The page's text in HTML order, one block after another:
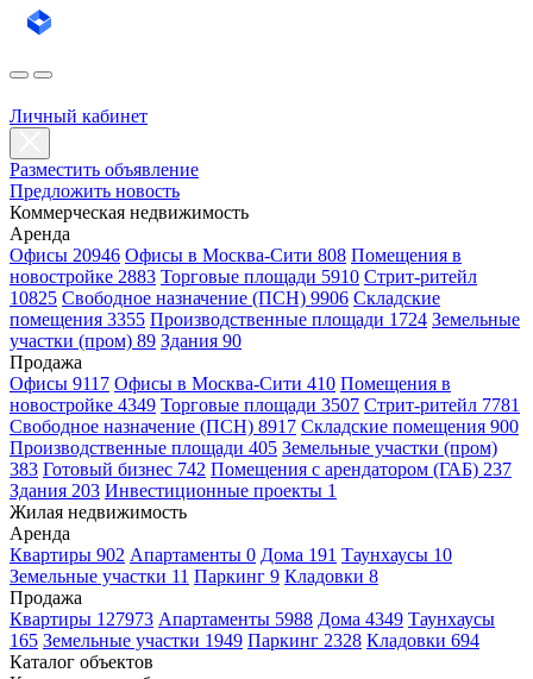
Личный кабинет
Разместить объявление
Предложить новость
Коммерческая недвижимость
Аренда
Офисы 20946 Офисы в Москва-Сити 808 Помещения в
новостройке 2883 Торговые площади 5910 Стрит-ритейл
10825 Свободное назначение (ПСН) 9906 Складские
помещения 3355 Производственные площади 1724 Земельные
участки (пром) 89 Здания 90
Продажа
Офисы 9117 Офисы в Москва-Сити 410 Помещения в
новостройке 4349 Торговые площади 3507 Стрит-ритейл 7781
Свободное назначение (ПСН) 8917 Складские помещения 900
Производственные площади 405 Земельные участки (пром)
383 Готовый бизнес 742 Помещения с арендатором (ГАБ) 237
Здания 203 Инвестиционные проекты 1
Жилая недвижимость
Аренда
Квартиры 902 Апартаменты 0 Дома 191 Таунхаусы 10
Земельные участки 11 Паркинг 9 Кладовки 8
Продажа
Квартиры 127973 Апартаменты 5988 Дома 4349 Таунхаусы
165 Земельные участки 1949 Паркинг 2328 Кладовки 694
Каталог объектов